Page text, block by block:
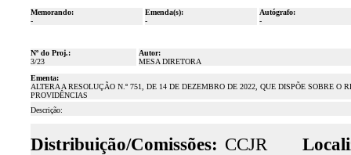
Memorando:
-
Emenda(s):
-
Autógrafo:
-
Nº do Proj.:
3/23
Autor:
MESA DIRETORA
Ementa:
ALTERA A RESOLUÇÃO N.º 751, DE 14 DE DEZEMBRO DE 2022, QUE DISPÕE SOBRE
PROVIDÊNCIAS
Descrição:
Distribuição/Comissões: CCJR